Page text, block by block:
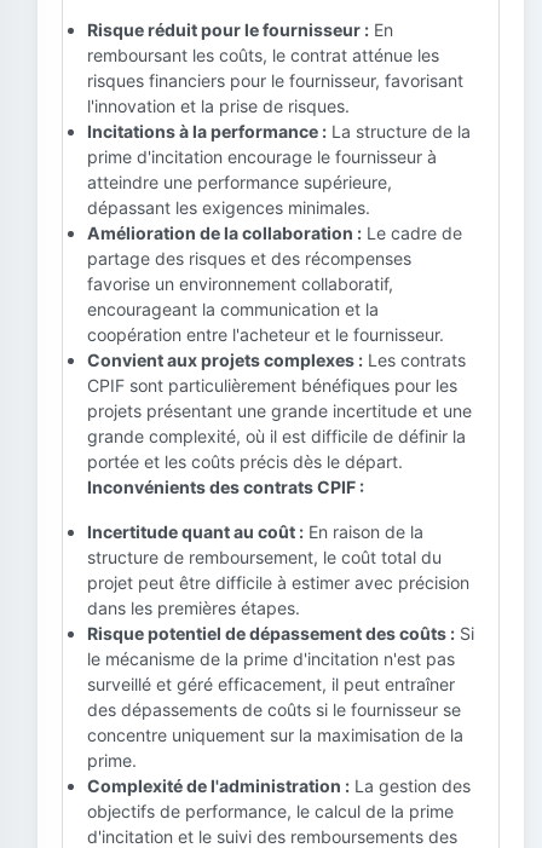
Risque réduit pour le fournisseur : En
remboursant les coûts, le contrat atténue les
risques financiers pour le fournisseur, favorisant
l'innovation et la prise de risques.
Incitations à la performance : La structure de la
prime d'incitation encourage le fournisseur à
atteindre une performance supérieure,
dépassant les exigences minimales.
Amélioration de la collaboration : Le cadre de
partage des risques et des récompenses
favorise un environnement collaboratif,
encourageant la communication et la
coopération entre l'acheteur et le fournisseur.
Convient aux projets complexes : Les contrats
CPIF sont particulièrement bénéfiques pour les
projets présentant une grande incertitude et une
grande complexité, où il est difficile de définir la
portée et les coûts précis dès le départ.
Inconvénients des contrats CPIF :
Incertitude quant au coût : En raison de la
structure de remboursement, le coût total du
projet peut être difficile à estimer avec précision
dans les premières étapes.
Risque potentiel de dépassement des coûts : Si
le mécanisme de la prime d'incitation n'est pas
surveillé et géré efficacement, il peut entraîner
des dépassements de coûts si le fournisseur se
concentre uniquement sur la maximisation de la
prime.
Complexité de l'administration : La gestion des
objectifs de performance, le calcul de la prime
d'incitation et le suivi des remboursements des